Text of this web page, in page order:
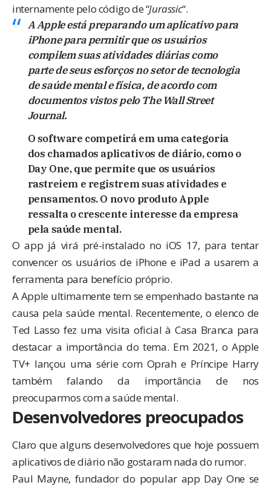
internamente pelo código de “Jurassic“.
A Apple está preparando um aplicativo para
iPhone para permitir que os usuários
compilem suas atividades diárias como
parte de seus esforços no setor de tecnologia
de saúde mental e física, de acordo com
documentos vistos pelo The Wall Street
Journal.
O software competirá em uma categoria
dos chamados aplicativos de diário, como o
Day One, que permite que os usuários
rastreiem e registrem suas atividades e
pensamentos. O novo produto Apple
ressalta o crescente interesse da empresa
pela saúde mental.
O app já virá pré-instalado no iOS 17, para tentar
convencer os usuários de iPhone e iPad a usarem a
ferramenta para benefício próprio.
A Apple ultimamente tem se empenhado bastante na
causa pela saúde mental. Recentemente, o elenco de
Ted Lasso fez uma visita oficial à Casa Branca para
destacar a importância do tema. Em 2021, o Apple
TV+ lançou uma série com Oprah e Príncipe Harry
também falando da importância de nos
preocuparmos com a saúde mental.
Desenvolvedores preocupados
Claro que alguns desenvolvedores que hoje possuem
aplicativos de diário não gostaram nada do rumor.
Paul Mayne, fundador do popular app Day One se